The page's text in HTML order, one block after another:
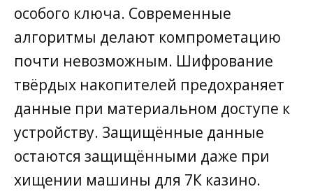
особого ключа. Современные
алгоритмы делают компрометацию
почти невозможным. Шифрование
твёрдых накопителей предохраняет
данные при материальном доступе к
устройству. Защищённые данные
остаются защищёнными даже при
хищении машины для 7К казино.